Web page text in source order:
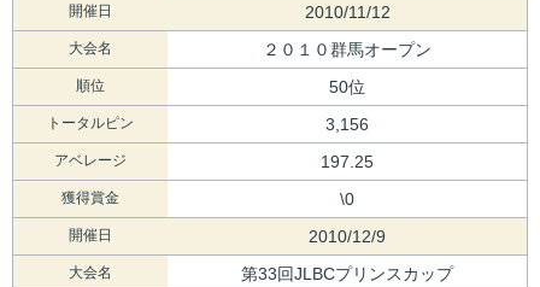
開催日 2010/11/12
大会名 ２０１０群馬オープン
順位 50位
トータルピン 3,156
アベレージ 197.25
獲得賞金 \0
開催日 2010/12/9
大会名 第33回JLBCプリンスカップ